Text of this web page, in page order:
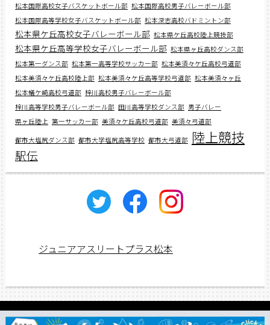
松本国際高校女子バスケットボール部 松本国際高校男子バレーボール部
松本国際高等学校女子バスケットボール部 松本深志高校バドミントン部
松本県ケ丘高校女子バレーボール部 松本県ケ丘高校陸上競技部
松本県ケ丘高等学校女子バレーボール部 松本県ヶ丘高校ダンス部
松本第一ダンス部 松本第一高等学校サッカー部 松本美須々ケ丘高校弓道部
松本美須々ケ丘高校陸上部 松本美須々ケ丘高等学校弓道部 松本美須々ヶ丘
松本蟻ケ崎高校弓道部 梓川高校男子バレーボール部
梓川高等学校男子バレーボール部 田川高等学校ダンス部 男子バレー
県ヶ丘陸上 第一サッカー部 美須々ケ丘高校弓道部 美須々弓道部
都市大塩尻ダンス部 都市大学塩尻高等学校 都市大弓道部 陸上競技
駅伝
ジュニアアスリートプラス松本